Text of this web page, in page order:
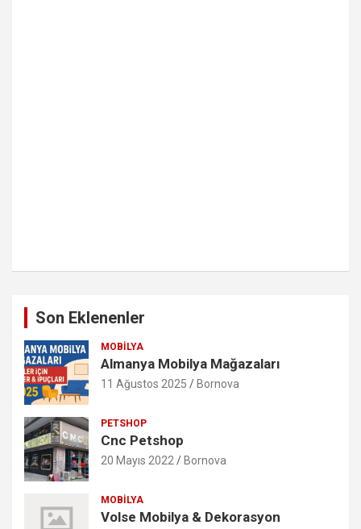
Son Eklenenler
MOBILYA
Almanya Mobilya Mağazaları
11 Ağustos 2025 Bornova
PETSHOP
Cnc Petshop
20 Mayıs 2022 Bornova
MOBILYA
Volse Mobilya & Dekorasyon